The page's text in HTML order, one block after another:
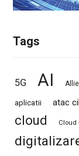
Tags
5G AI
aplicatii atac
cloud Cloud